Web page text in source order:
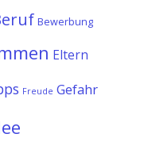
Bewerbung
Eltern
Freude Gefahr